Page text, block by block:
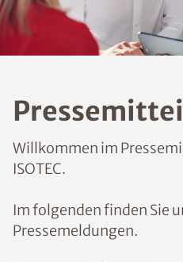
Willkommen im
ISOTEC.
Im folgenden finden Sie
Pressemeldungen.